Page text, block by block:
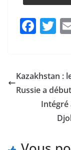
F
e
b
o
T
er
Kazakhstan :
Russie a
Intégré